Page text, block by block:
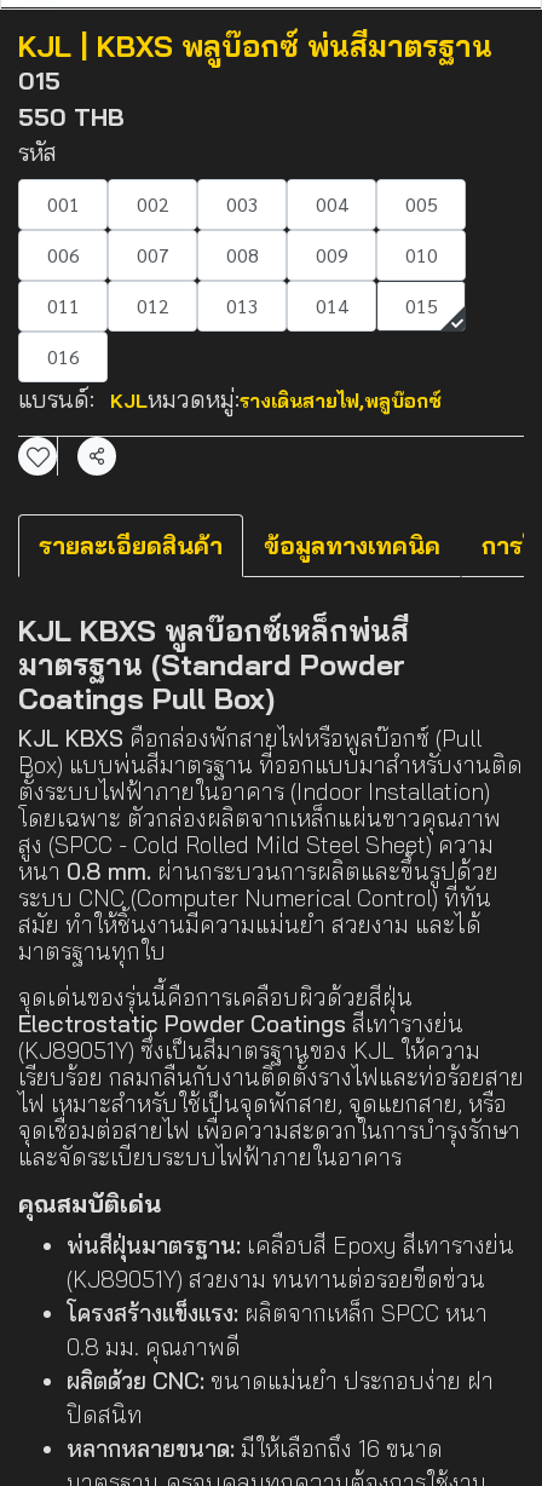
KJL | KBXS พลูบ๊อกซ์ พ่นสีมาตรฐาน
015
550 THB
รหัส
001 002 003 004
005
006
007 008 009
010
011
012 013 014
015
016
แบรนด์: KJLหมวดหมู่:รางเดินสายไฟ,พลูบ๊อกซ์
แชร์
รายละเอียดสินค้า ข้อมูลทางเทคนิค การ
KJL KBXS พูลบ๊อกซ์เหล็กพ่นสี
มาตรฐาน (Standard Powder
Coatings Pull Box)
KJL KBXS คือกล่องพักสายไฟหรือพูลบ๊อกซ์ (Pull
Box) แบบพ่นสีมาตรฐาน ที่ออกแบบมาสำหรับงานติด
ตั้งระบบไฟฟ้าภายในอาคาร (Indoor Installation)
โดยเฉพาะ ตัวกล่องผลิตจากเหล็กแผ่นขาวคุณภาพ
สูง (SPCC - Cold Rolled Mild Steel Sheet) ความ
หนา 0.8 mm. ผ่านกระบวนการผลิตและขึ้นรูปด้วย
ระบบ CNC (Computer Numerical Control) ที่ทัน
สมัย ทำให้ชิ้นงานมีความแม่นยำ สวยงาม และได้
มาตรฐานทุกใบ
จุดเด่นของรุ่นนี้คือการเคลือบผิวด้วยสีฝุ่น
Electrostatic Powder Coatings สีเทารางย่น
(KJ89051Y) ซึ่งเป็นสีมาตรฐานของ KJL ให้ความ
เรียบร้อย กลมกลืนกับงานติดตั้งรางไฟและท่อร้อยสาย
ไฟ เหมาะสำหรับใช้เป็นจุดพักสาย, จุดแยกสาย, หรือ
จุดเชื่อมต่อสายไฟ เพื่อความสะดวกในการบำรุงรักษา
และจัดระเบียบระบบไฟฟ้าภายในอาคาร
คุณสมบัติเด่น
พ่นสีฝุ่นมาตรฐาน: เคลือบสี Epoxy สีเทารางย่น
(KJ89051Y) สวยงาม ทนทานต่อรอยขีดข่วน
โครงสร้างแข็งแรง: ผลิตจากเหล็ก SPCC หนา
0.8 มม. คุณภาพดี
ผลิตด้วย CNC: ขนาดแม่นยำ ประกอบง่าย ฝา
ปิดสนิท
หลากหลายขนาด: มีให้เลือกถึง 16 ขนาด